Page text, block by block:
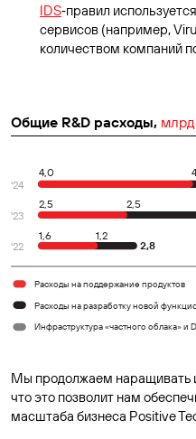
IDS‑правил
сервисов (например,
количеством компаний
Общие R&D расходы, млрд
Расходы на поддержание продуктов
Расходы на разработку новой
Инфраструктура «частного облака» и
'22
'23
'24
2,8
4,0
2,5
1,6 1,2
2,5
Мы продолжаем наращивать
что это позволит нам
масштаба бизнеса Positive